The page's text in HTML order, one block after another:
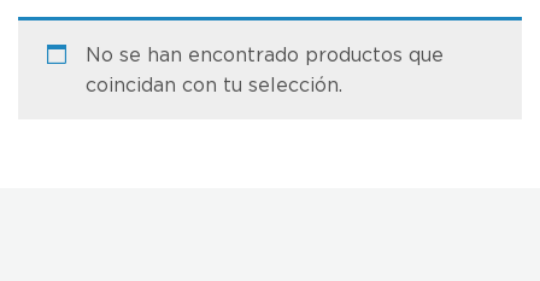
No se han encontrado productos que
coincidan con tu selección.